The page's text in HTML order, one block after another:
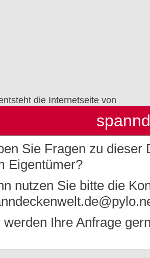
die Internetseite von
Sie Fragen zu dieser
Eigentümer?
nutzen Sie bitte die
werden Ihre Anfrage